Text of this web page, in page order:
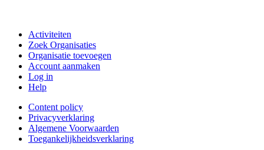
Activiteiten
Zoek Organisaties
Organisatie toevoegen
Account aanmaken
Log in
Help
Content policy
Privacyverklaring
Algemene Voorwaarden
Toegankelijkheidsverklaring